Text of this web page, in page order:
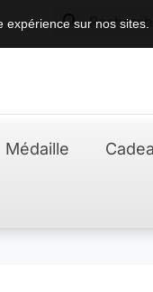
search
Médaille
sur nos sites.